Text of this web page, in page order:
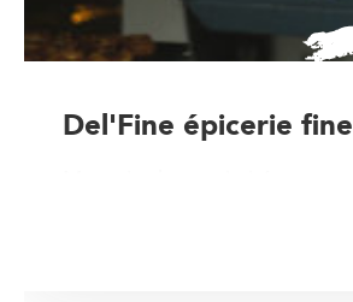
Del'Fine épicerie fine